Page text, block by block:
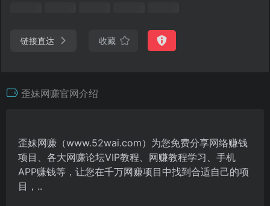
链接直达 收藏
歪妹网赚官网介绍
歪妹网赚（www.52wai.com）为您免费分享网络赚钱
项目、各大网赚论坛VIP教程、网赚教程学习、手机
APP赚钱等，让您在千万网赚项目中找到合适自己的项
目，..